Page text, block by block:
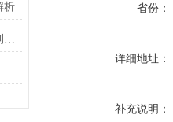
析
铁削压饼机：金属加工废料资源化利用的关键装备
省份：
详细地址：
补充说明：